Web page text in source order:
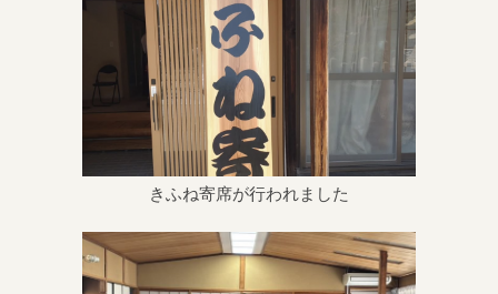
きふね寄席が行われました